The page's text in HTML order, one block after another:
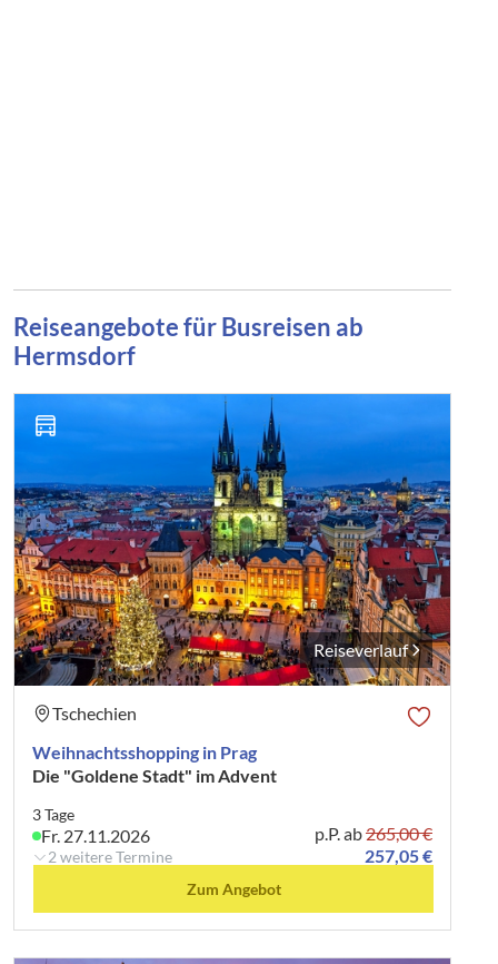
Reiseangebote für Busreisen ab
Hermsdorf
Reiseverlauf
Tschechien
Weihnachtsshopping in Prag
Die "Goldene Stadt" im Advent
3 Tage
Fr. 27.11.2026
2 weitere Termine
p.P. ab265,00 €
257,05 €
Zum Angebot